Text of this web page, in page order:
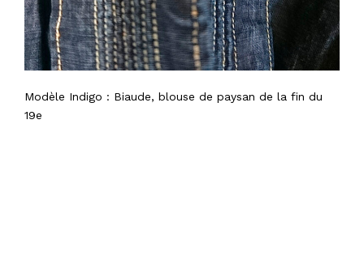
Modèle Indigo : Biaude, blouse de paysan de la fin du
19e